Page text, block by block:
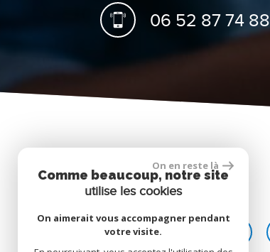
06 52 87 74 88
Nous suivre
On en reste là
Comme beaucoup, notre site
utilise les cookies
On aimerait vous accompagner pendant
votre visite.